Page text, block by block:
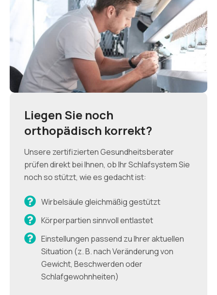
Liegen Sie noch
orthopädisch korrekt?
Unsere zertifizierten Gesundheitsberater
prüfen direkt bei Ihnen, ob Ihr Schlafsystem Sie
noch so stützt, wie es gedacht ist:
Wirbelsäule gleichmäßig gestützt
Körperpartien sinnvoll entlastet
Einstellungen passend zu Ihrer aktuellen
Situation (z. B. nach Veränderung von
Gewicht, Beschwerden oder
Schlafgewohnheiten)